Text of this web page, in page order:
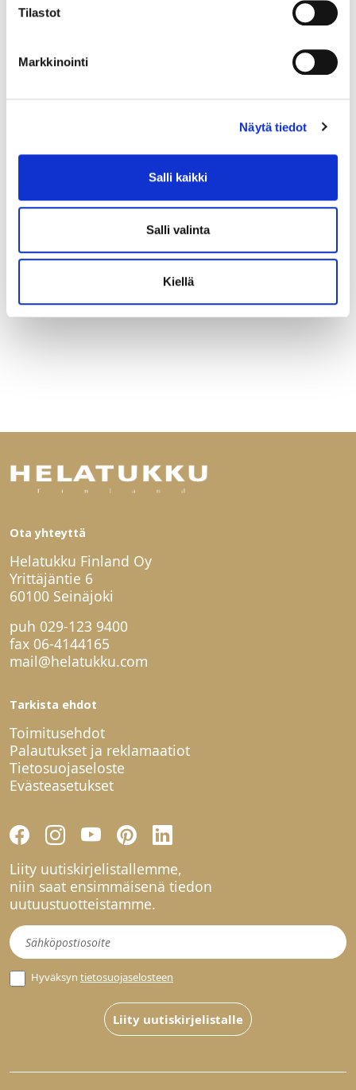
Tilastot
Markkinointi
Näytä tiedot
Salli kaikki
Salli valinta
Kiellä
Ota yhteyttä
Helatukku Finland Oy
Yrittäjäntie 6
60100 Seinäjoki
puh 029-123 9400
fax 06-4144165
mail@helatukku.com
Tarkista ehdot
Toimitusehdot
Palautukset ja reklamaatiot
Tietosuojaseloste
Evästeasetukset
Liity uutiskirjelistallemme,
niin saat ensimmäisenä tiedon
uutuustuotteistamme.
Uutiskirje
Hyväksyn tietosuojaselosteen
Liity uutiskirjelistalle